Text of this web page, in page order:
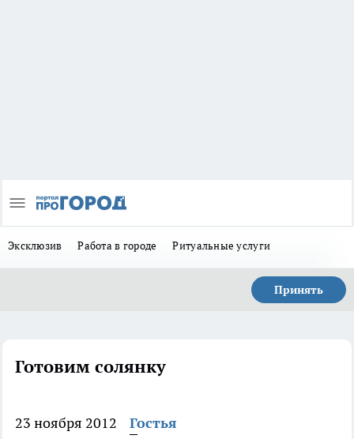
Эксклюзив Работа в городе Ритуальные услуги
Принять
Готовим солянку
23 ноября 2012 Гостья